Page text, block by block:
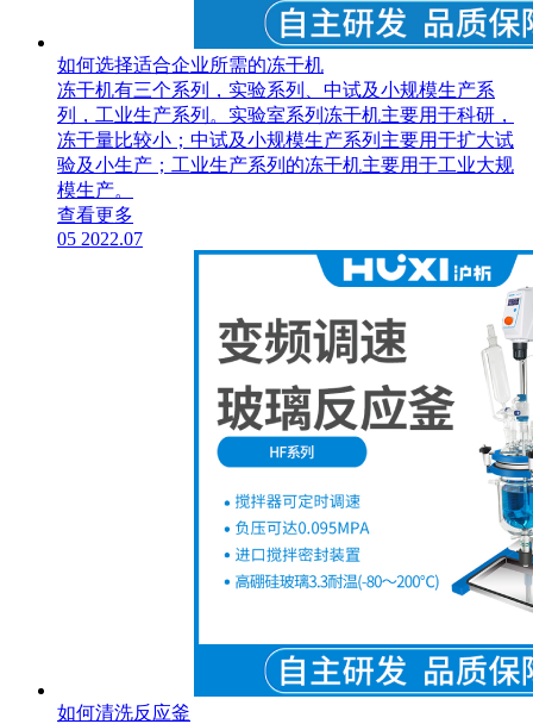
如何选择适合企业所需的冻干机
冻干机有三个系列，实验系列、中试及小规模生产系
列，工业生产系列。实验室系列冻干机主要用于科研，
冻干量比较小；中试及小规模生产系列主要用于扩大试
验及小生产；工业生产系列的冻干机主要用于工业大规
模生产。
查看更多
05 2022.07
如何清洗反应釜